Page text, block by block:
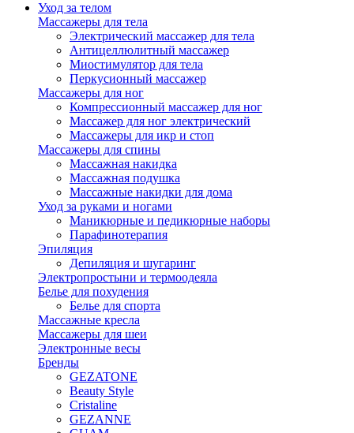
Уход за телом
Массажеры для тела
Электрический массажер для тела
Антицеллюлитный массажер
Миостимулятор для тела
Перкусионный массажер
Массажеры для ног
Компрессионный массажер для ног
Массажер для ног электрический
Массажеры для икр и стоп
Массажеры для спины
Массажная накидка
Массажная подушка
Массажные накидки для дома
Уход за руками и ногами
Маникюрные и педикюрные наборы
Парафинотерапия
Эпиляция
Депиляция и шугаринг
Электропростыни и термоодеяла
Белье для похудения
Белье для спорта
Массажные кресла
Массажеры для шеи
Электронные весы
Бренды
GEZATONE
Beauty Style
Cristaline
GEZANNE